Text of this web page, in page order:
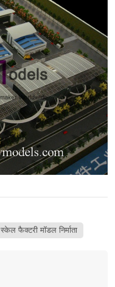
स्केल फैक्टरी मॉडल निर्माता